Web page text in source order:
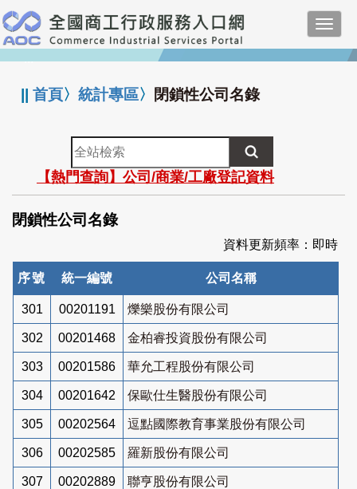
跳
到
主
要
:::
||首頁〉統計專區〉 閉鎖性公司名錄
全
站
檢
索
【熱門查詢】公司/商業/工廠登記資料
閉鎖性公司名錄
資料更新頻率：即時
序號 統一編號 公司名稱
301 00201191 爍樂股份有限公司
302 00201468 金柏睿投資股份有限公司
303 00201586 華允工程股份有限公司
304 00201642 保歐仕生醫股份有限公司
305 00202564 逗點國際教育事業股份有限公司
306 00202585 羅新股份有限公司
307 00202889 聯亨股份有限公司